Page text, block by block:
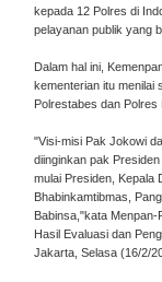
kepada 12 Polres di
pelayanan publik yang
Dalam hal ini,
kementerian itu menilai
Polrestabes dan Polres
"Visi-misi Pak Jokowi
diinginkan pak
mulai Presiden, Kepala
Bhabinkamtibmas,
Babinsa,"kata
Hasil Evaluasi dan
Jakarta, Selasa (16/2/